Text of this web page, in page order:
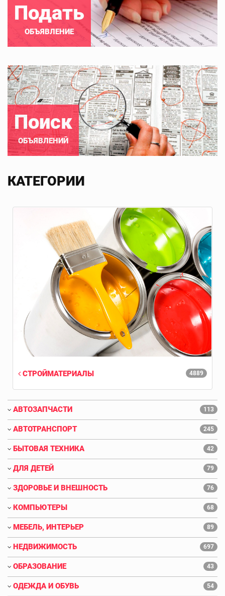
Подать
ОБЪЯВЛЕНИЕ
Поиск
ОБЪЯВЛЕНИЙ
КАТЕГОРИИ
4889
СТРОЙМАТЕРИАЛЫ
АВТОЗАПЧАСТИ 113
АВТОТРАНСПОРТ 245
БЫТОВАЯ ТЕХНИКА 42
ДЛЯ ДЕТЕЙ 79
ЗДОРОВЬЕ И ВНЕШНОСТЬ 76
КОМПЬЮТЕРЫ 68
МЕБЕЛЬ, ИНТЕРЬЕР 89
НЕДВИЖИМОСТЬ 697
ОБРАЗОВАНИЕ 43
ОДЕЖДА И ОБУВЬ 54